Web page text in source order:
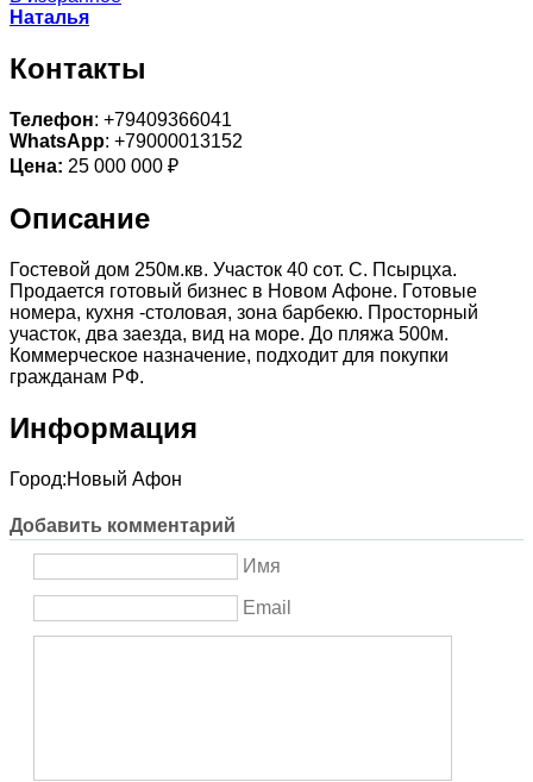
Наталья
Контакты
Телефон: +79409366041
WhatsApp: +79000013152
Цена: 25 000 000 ₽
Описание
Гостевой дом 250м.кв. Участок 40 сот. С. Псырцха.
Продается готовый бизнес в Новом Афоне. Готовые
номера, кухня -столовая, зона барбекю. Просторный
участок, два заезда, вид на море. До пляжа 500м.
Коммерческое назначение, подходит для покупки
гражданам РФ.
Информация
Город:Новый Афон
Добавить комментарий
Имя
Email